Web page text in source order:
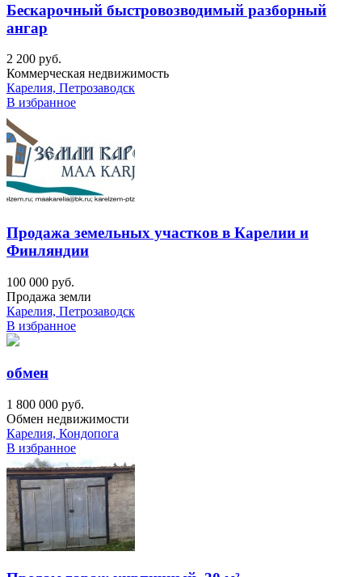
Бескарочный быстровозводимый разборный
ангар
2 200 руб.
Коммерческая недвижимость
Карелия, Петрозаводск
В избранное
Продажа земельных участков в Карелии и
Финляндии
100 000 руб.
Продажа земли
Карелия, Петрозаводск
В избранное
обмен
1 800 000 руб.
Обмен недвижимости
Карелия, Кондопога
В избранное